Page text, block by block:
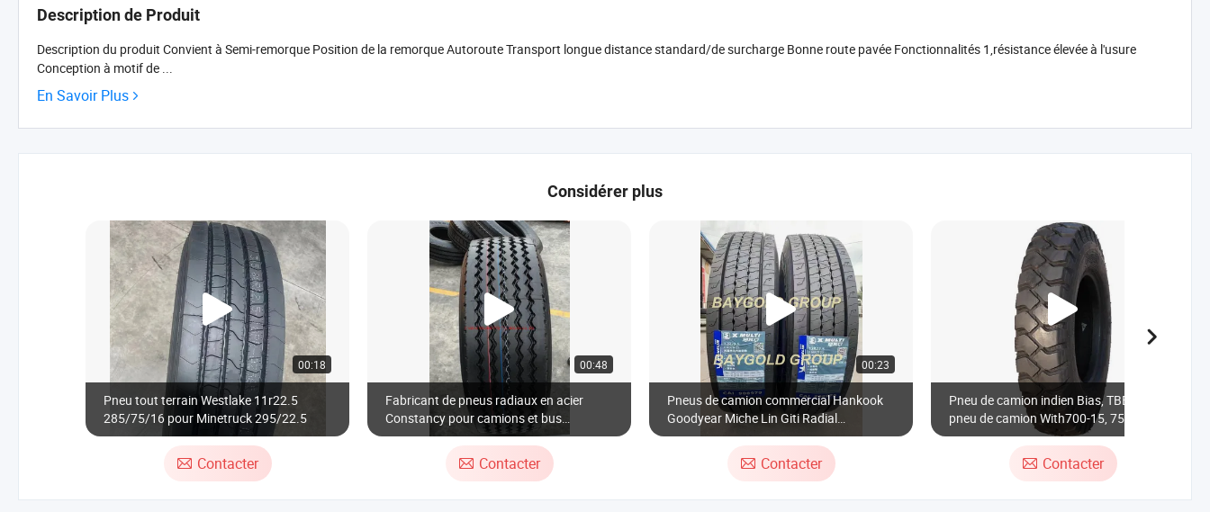
Description de Produit
Description du produit Convient à Semi-remorque Position de la remorque Autoroute Transport longue distance standard/de surcharge Bonne route pavée Fonctionnalités 1,résistance élevée à l'usure
Conception à motif de ...
En Savoir Plus
Considérer plus
00:18
Pneu tout terrain Westlake 11r22.5
285/75/16 pour Minetruck 295/22.5
Contacter
00:48
Fabricant de pneus radiaux en acier
Constancy pour camions et bus
(385/65R22.5)
Contacter
00:23
Pneus de camion commercial Hankook
Goodyear Miche Lin Giti Radial
Doublecoin Jianxin 12r22.5 Xline Xmult
Contacter
Pneu de camion indien Bias, TBB, LTB,
pneu de camion With700-15, 750-15,
700-16, 750-16, 825-16, 900-20, 1000-
Contacter